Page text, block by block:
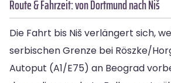
Route & Fahrzeit: von Dortmund nach Niš
Die Fahrt bis Niš verlängert sich,
serbischen Grenze bei Röszke/
Autoput (A1/E75) an Beograd